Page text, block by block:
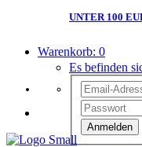
UNTER 100
Warenkorb: 0
Es befinden
Anmelden